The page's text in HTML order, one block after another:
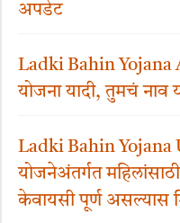
अपडेट
Ladki Bahin Yojana
योजना यादी, तुमचं
Ladki Bahin Yojana
योजनेअंतर्गत
केवायसी पूर्ण असल्यास